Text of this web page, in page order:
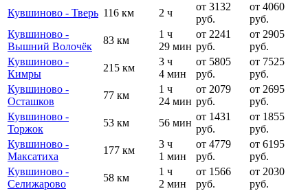
Кувшиново - Тверь 116 км 2 ч
от 3132
руб.
от 4060
руб.
Кувшиново -
Вышний Волочёк
83 км
1 ч
29 мин
от 2241
руб.
от 2905
руб.
Кувшиново -
Кимры
215 км
3 ч
4 мин
от 5805
руб.
от 7525
руб.
Кувшиново -
Осташков
77 км
1 ч
24 мин
от 2079
руб.
от 2695
руб.
Кувшиново -
Торжок
53 км 56 мин
от 1431
руб.
от 1855
руб.
Кувшиново -
Максатиха
177 км
3 ч
1 мин
от 4779
руб.
от 6195
руб.
Кувшиново -
Селижарово
58 км
1 ч
2 мин
от 1566
руб.
от 2030
руб.